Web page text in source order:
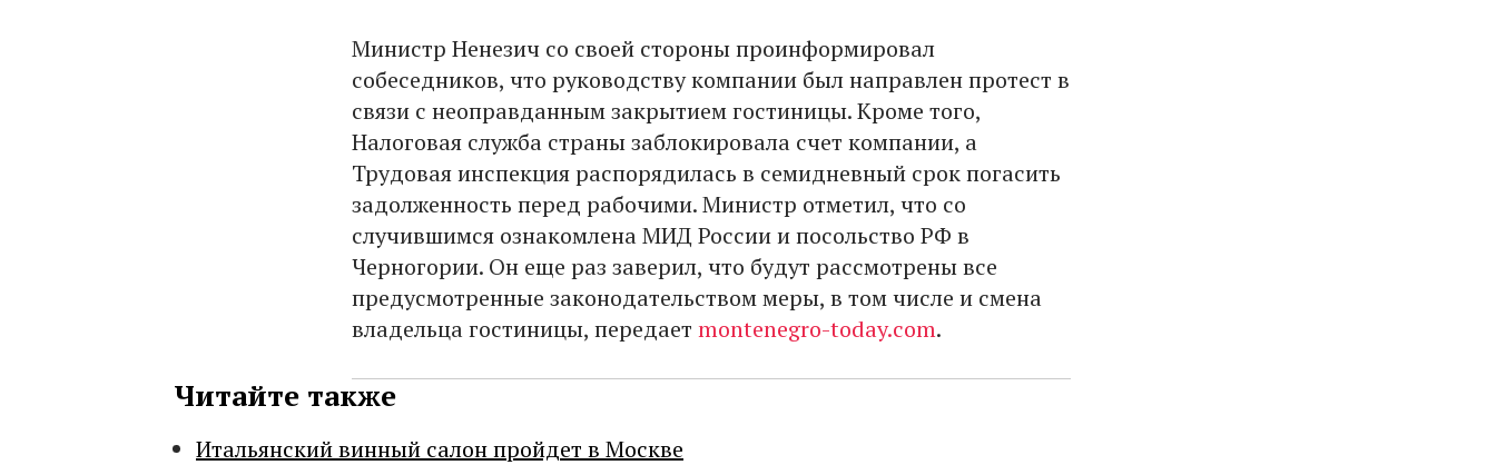
Министр Ненезич со своей стороны проинформировал
собеседников, что руководству компании был направлен протест в
связи с неоправданным закрытием гостиницы. Кроме того,
Налоговая служба страны заблокировала счет компании, а
Трудовая инспекция распорядилась в семидневный срок погасить
задолженность перед рабочими. Министр отметил, что со
случившимся ознакомлена МИД России и посольство РФ в
Черногории. Он еще раз заверил, что будут рассмотрены все
предусмотренные законодательством меры, в том числе и смена
владельца гостиницы, передает montenegro-today.com.
Читайте также
Итальянский винный салон пройдет в Москве